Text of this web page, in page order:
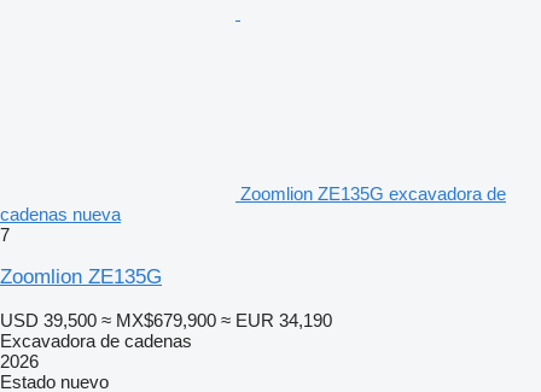
Zoomlion ZE135G excavadora de
cadenas nueva
7
Zoomlion ZE135G
USD 39,500 ≈ MX$679,900 ≈ EUR 34,190
Excavadora de cadenas
2026
Estado nuevo